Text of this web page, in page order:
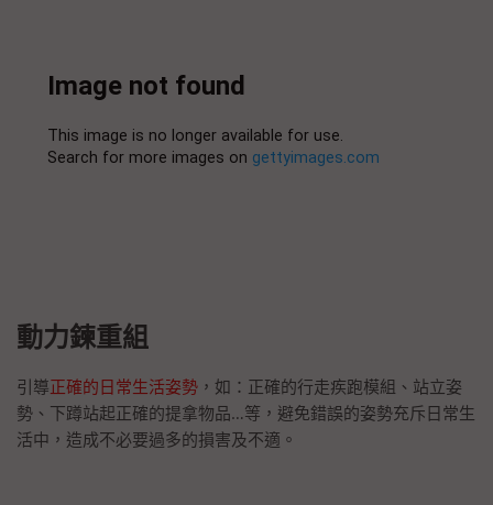
動力鍊重組
引導正確的日常生活姿勢 ，如：正確的行走疾跑模組、站立姿
勢、下蹲站起正確的提拿物品…等，避免錯誤的姿勢充斥日常生
活中，造成不必要過多的損害及不適。